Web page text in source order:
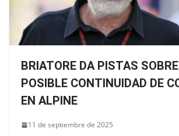
BRIATORE DA PISTAS
POSIBLE CONTINUIDAD DE
EN ALPINE
11 de septiembre de 2025